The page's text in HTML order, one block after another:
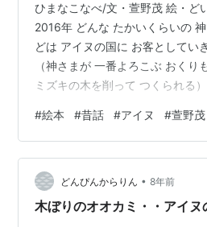
ひまなこなべ/文・萱野茂 絵・ど
2016年 どんな たかいくらいの
どは アイヌの国に お客としてい
（神さまが 一番よろこぶ おくり
ミズキの木を削って つくられる
神が、石狩川の上流に住むアイヌ
うと思い、ゆっくり ゆっくり山
弓に射られ、つれていかれたア
は、歓迎されます。 たのしい 夜
歌や 踊りを つぎから つぎへと は
#絵本 #昔話 #アイヌ #萱野茂
どんぴんからりん • 8年前
木ぼりのオオカミ・・アイヌ